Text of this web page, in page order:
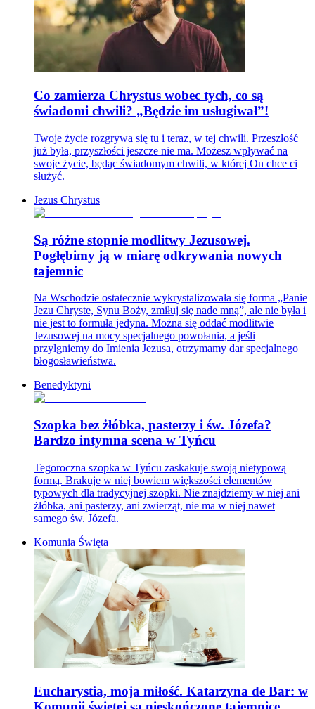
Co zamierza Chrystus wobec tych, co są
świadomi chwili? „Będzie im usługiwał”!
Twoje życie rozgrywa się tu i teraz, w tej chwili. Przeszłość
już była, przyszłości jeszcze nie ma. Możesz wpływać na
swoje życie, będąc świadomym chwili, w której On chce ci
służyć.
Jezus Chrystus
Są różne stopnie modlitwy Jezusowej.
Pogłębimy ją w miarę odkrywania nowych
tajemnic
Na Wschodzie ostatecznie wykrystalizowała się forma „Panie
Jezu Chryste, Synu Boży, zmiłuj się nade mną”, ale nie była i
nie jest to formuła jedyna. Można się oddać modlitwie
Jezusowej na mocy specjalnego powołania, a jeśli
przylgniemy do Imienia Jezusa, otrzymamy dar specjalnego
błogosławieństwa.
Benedyktyni
Szopka bez żłóbka, pasterzy i św. Józefa?
Bardzo intymna scena w Tyńcu
Tegoroczna szopka w Tyńcu zaskakuje swoją nietypową
formą. Brakuje w niej bowiem większości elementów
typowych dla tradycyjnej szopki. Nie znajdziemy w niej ani
żłóbka, ani pasterzy, ani zwierząt, nie ma w niej nawet
samego św. Józefa.
Komunia Święta
Eucharystia, moja miłość. Katarzyna de Bar: w